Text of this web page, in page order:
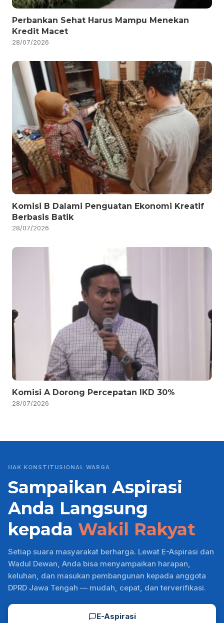
Perbankan Sehat Harus Mampu Menekan
Kredit Macet
28/07/2026
Komisi B Dalami Penguatan Ekonomi Kreatif
Berbasis Batik
28/07/2026
Komisi A Dorong Percepatan IKD 30%
28/07/2026
HAK KONSTITUSIONAL WARGA
Sampaikan Aspirasi
Anda Langsung
kepada Wakil Rakyat
Setiap suara masyarakat berharga. Lewat E-Aspirasi dan
Wadul Dewan, Anda bisa menyampaikan harapan,
keluhan, dan masukan pembangunan kepada anggota
DPRD Jawa Tengah — mudah, cepat, dan terverifikasi.
E-Aspirasi